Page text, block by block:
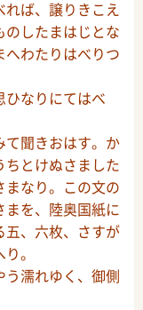
ば、譲りきこえ
したまはじとな
わたりはべりつ
なりにてはべ
て聞きおはす。か
ちとけぬさました
まなり。この文の
を、陸奥国紙に
五、六枚、さすが
。
濡れゆく、御側